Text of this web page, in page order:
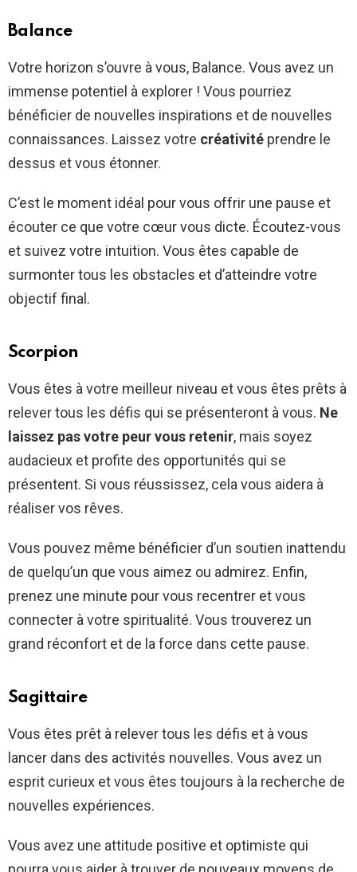
Balance
Votre horizon s’ouvre à vous, Balance. Vous avez un
immense potentiel à explorer ! Vous pourriez
bénéficier de nouvelles inspirations et de nouvelles
connaissances. Laissez votre créativité prendre le
dessus et vous étonner.
C’est le moment idéal pour vous offrir une pause et
écouter ce que votre cœur vous dicte. Écoutez-vous
et suivez votre intuition. Vous êtes capable de
surmonter tous les obstacles et d’atteindre votre
objectif final.
Scorpion
Vous êtes à votre meilleur niveau et vous êtes prêts à
relever tous les défis qui se présenteront à vous. Ne
laissez pas votre peur vous retenir, mais soyez
audacieux et profite des opportunités qui se
présentent. Si vous réussissez, cela vous aidera à
réaliser vos rêves.
Vous pouvez même bénéficier d’un soutien inattendu
de quelqu’un que vous aimez ou admirez. Enfin,
prenez une minute pour vous recentrer et vous
connecter à votre spiritualité. Vous trouverez un
grand réconfort et de la force dans cette pause.
Sagittaire
Vous êtes prêt à relever tous les défis et à vous
lancer dans des activités nouvelles. Vous avez un
esprit curieux et vous êtes toujours à la recherche de
nouvelles expériences.
Vous avez une attitude positive et optimiste qui